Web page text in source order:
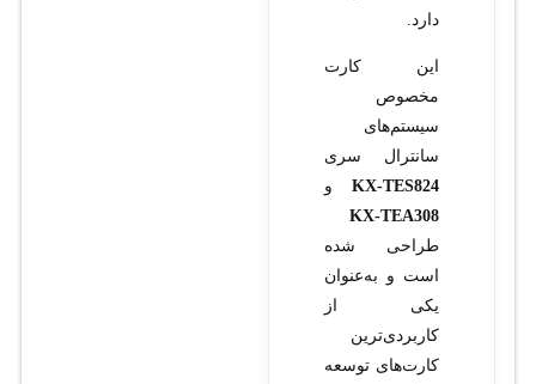
دارد.
این کارت
مخصوص
سیستم‌های
سانترال سری
KX-TES824و
KX-TEA308
طراحی شده
است و به‌عنوان
یکی از
کاربردی‌ترین
کارت‌های توسعه